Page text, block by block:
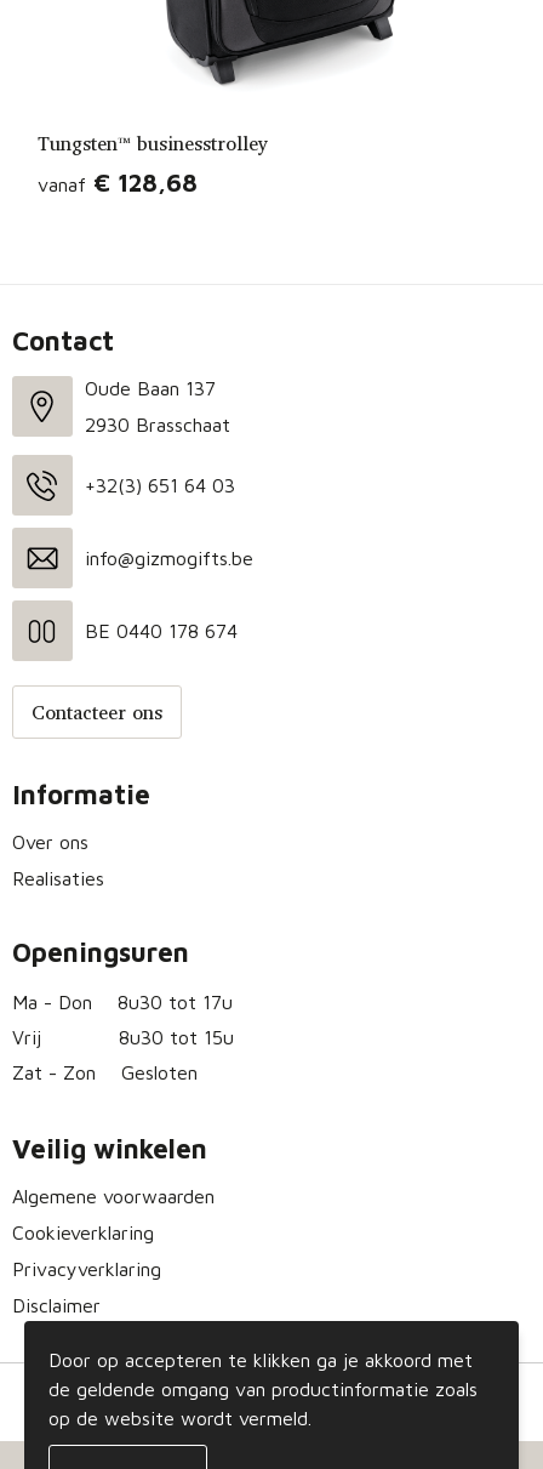
Tungsten™ businesstrolley
vanaf € 128,68
Contact
Oude Baan 137
2930 Brasschaat
+32(3) 651 64 03
info@gizmogifts.be
BE 0440 178 674
Contacteer ons
Informatie
Over ons
Realisaties
Openingsuren
Ma - Don
8u30 tot 17u
Vrij
8u30 tot 15u
Zat - Zon
Gesloten
Veilig winkelen
Algemene voorwaarden
Cookieverklaring
Privacyverklaring
Disclaimer
Door op accepteren te klikken ga je akkoord met
de geldende omgang van productinformatie zoals
op de website wordt vermeld.